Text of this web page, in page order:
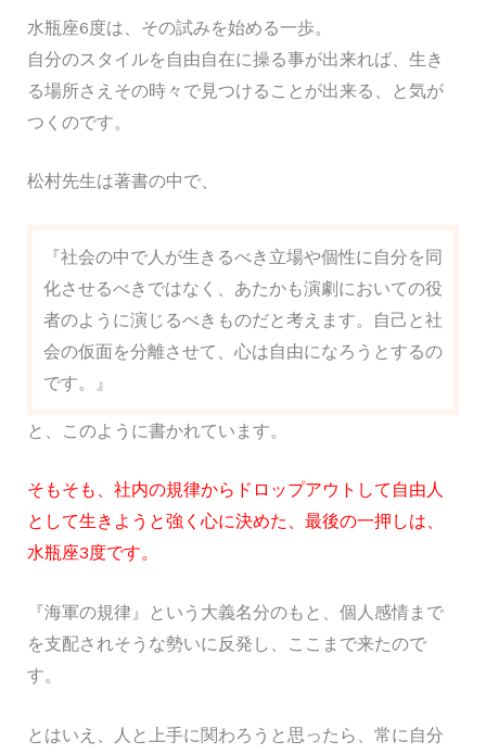
水瓶座6度は、その試みを始める一歩。
自分のスタイルを自由自在に操る事が出来れば、生き
る場所さえその時々で見つけることが出来る、と気が
つくのです。
松村先生は著書の中で、
『社会の中で人が生きるべき立場や個性に自分を同
化させるべきではなく、あたかも演劇においての役
者のように演じるべきものだと考えます。自己と社
会の仮面を分離させて、心は自由になろうとするの
です。』
と、このように書かれています。
そもそも、社内の規律からドロップアウトして自由人
として生きようと強く心に決めた、最後の一押しは、
水瓶座3度です。
『海軍の規律』という大義名分のもと、個人感情まで
を支配されそうな勢いに反発し、ここまで来たので
す。
とはいえ、人と上手に関わろうと思ったら、常に自分